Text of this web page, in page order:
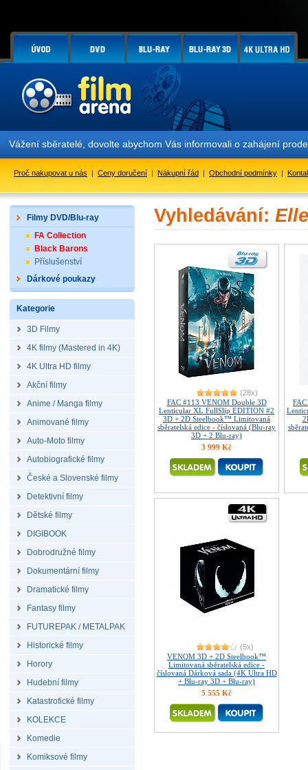
Vážení sběratelé, dovolte abychom Vás informovali o zahájení
Proč nakupovat u nás | Ceny doručení | Nákupní řád | Obchodní podmínky |
Filmy DVD/Blu-ray
FA Collection
Black Barons
Příslušenství
Dárkové poukazy
Kategorie
3D Filmy
4K filmy (Mastered in 4K)
4K Ultra HD filmy
Akční filmy
Anime / Manga filmy
Animované filmy
Auto-Moto filmy
Autobiografické filmy
České a Slovenské filmy
Detektivní filmy
Dětské filmy
DIGIBOOK
Dobrodružné filmy
Dokumentární filmy
Dramatické filmy
Fantasy filmy
FUTUREPAK / METALPAK
Historické filmy
Horory
Hudební filmy
Katastrofické filmy
KOLEKCE
Komedie
Komiksové filmy
Vyhledávání:
(28x)
FAC #113 VENOM Double 3D
Lenticular XL FullSlip EDITION #2
3D + 2D Steelbook™ Limitovaná
sběratelská edice - číslovaná (Blu-ray
3D + 2 Blu-ray)
3 999 Kč
(5x)
VENOM 3D + 2D Steelbook™
Limitovaná sběratelská edice -
číslovaná Dárková sada (4K Ultra HD
+ Blu-ray 3D + Blu-ray)
5 555 Kč